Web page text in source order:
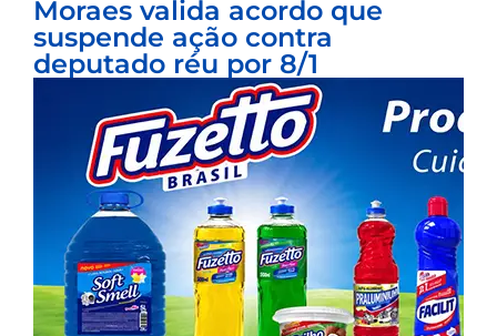
Moraes valida acordo que
suspende ação contra
deputado réu por 8/1